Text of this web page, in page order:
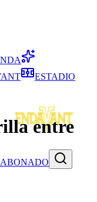
ABONADO
ESTADIO
entre